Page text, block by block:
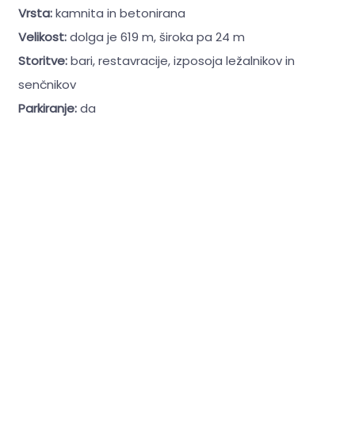
Vrsta:kamnita in betonirana
Velikost:dolga je 619 m, široka pa 24 m
Storitve:bari, restavracije, izposoja ležalnikov in
senčnikov
Parkiranje:da